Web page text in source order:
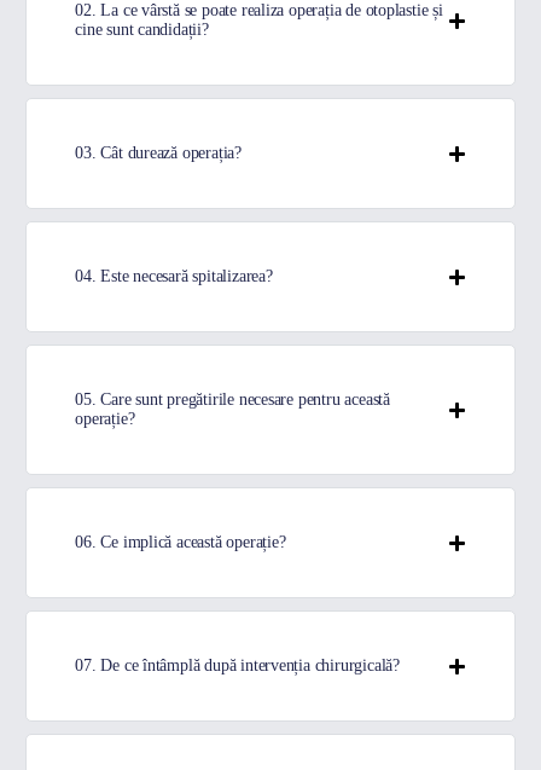
02. La ce vârstă se poate realiza operația de otoplastie și
cine sunt candidații?
03. Cât durează operația?
04. Este necesară spitalizarea?
05. Care sunt pregătirile necesare pentru această
operație?
06. Ce implică această operație?
07. De ce întâmplă după intervenția chirurgicală?